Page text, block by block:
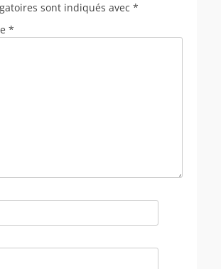
sont indiqués avec *
*